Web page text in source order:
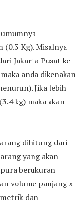
Kg). Misalnya
Jakarta Pusat ke
anda dikenakan
Jika lebih
kg) maka akan
dihitung dari
yang akan
berukuran
volume panjang x
dan